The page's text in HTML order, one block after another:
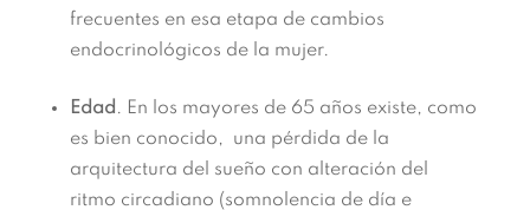
frecuentes en esa etapa de cambios
endocrinológicos de la mujer.
Edad . En los mayores de 65 años existe, como
es bien conocido, una pérdida de la
arquitectura del sueño con alteración del
ritmo circadiano (somnolencia de día e